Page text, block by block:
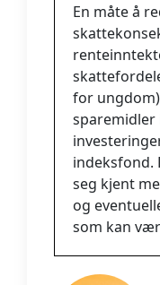
En måte å
for
sparemidler
indeksfond.
seg kjent
og
som kan